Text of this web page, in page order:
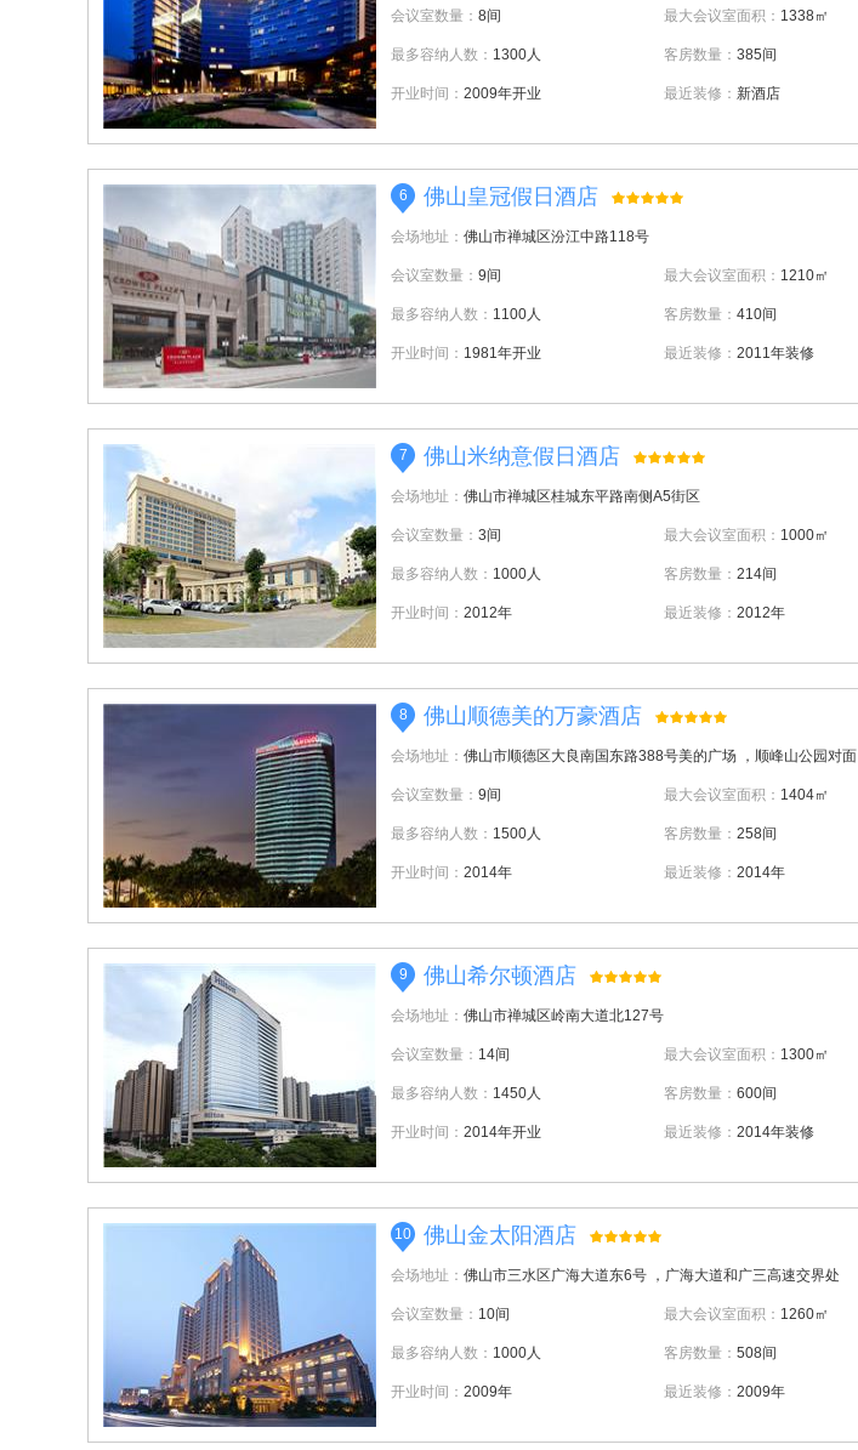
会议室数量： 8间 最大会议室面积： 1338㎡
最多容纳人数： 1300人 客房数量： 385间
开业时间： 2009年开业 最近装修： 新酒店
6 佛山皇冠假日酒店
会场地址： 佛山市禅城区汾江中路118号
会议室数量： 9间 最大会议室面积： 1210㎡
最多容纳人数： 1100人 客房数量： 410间
开业时间： 1981年开业 最近装修： 2011年装修
7 佛山米纳意假日酒店
会场地址： 佛山市禅城区桂城东平路南侧A5街区
会议室数量： 3间 最大会议室面积： 1000㎡
最多容纳人数： 1000人 客房数量： 214间
开业时间： 2012年 最近装修： 2012年
8 佛山顺德美的万豪酒店
会场地址： 佛山市顺德区大良南国东路388号美的广场 ，顺峰山公园对面
会议室数量： 9间 最大会议室面积： 1404㎡
最多容纳人数： 1500人 客房数量： 258间
开业时间： 2014年 最近装修： 2014年
9 佛山希尔顿酒店
会场地址： 佛山市禅城区岭南大道北127号
会议室数量： 14间 最大会议室面积： 1300㎡
最多容纳人数： 1450人 客房数量： 600间
开业时间： 2014年开业 最近装修： 2014年装修
10 佛山金太阳酒店
会场地址： 佛山市三水区广海大道东6号 ，广海大道和广三高速交界处
会议室数量： 10间 最大会议室面积： 1260㎡
最多容纳人数： 1000人 客房数量： 508间
开业时间： 2009年 最近装修： 2009年